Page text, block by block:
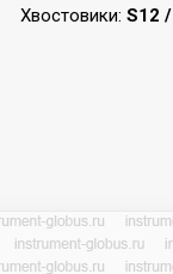
Хвостовики: S12